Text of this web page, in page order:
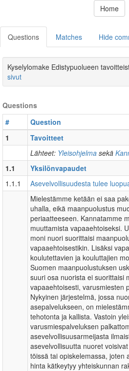
Home
Questions Matches Hide
Kyselylomake Edistypuolueen
sivut
Questions
#
Question
1
Tavoitteet
Lähteet: Yleisohjelma sekä
1.1
Yksilönvapaudet
1.1.1
Asevelvollisuudesta tulee
Mielestämme ketään ei saa
uhalla, eikä maanpuolustus
periaatteeseen. Kannatamme
muuttamista vapaaehtoiseksi.
moni nuori suorittaisi
vapaaehtoisestikin. Lisäksi
koulutettavien ja kouluttajien
Suomen maanpuolustuksen
suuri osa nuorista ei suorittaisi
vapaaehtoisesti, varusmiesten
Nykyinen järjestelmä, jossa
asepalvelukseen, on
tehotonta ja kallista. Vastoin
varusmiespalveluksen
asevelvollisuusarmeijasta
asevelvollisuutta nuoret
töissä tai opiskelemassa, joten
hinta kätkeytyy yhteiskunnan